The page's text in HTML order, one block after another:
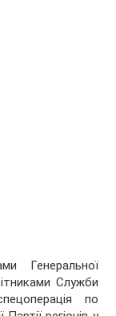
Генеральної
Служби
по